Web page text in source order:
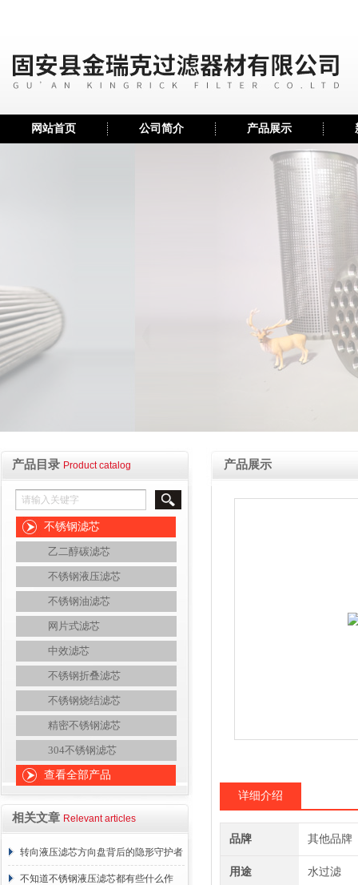
网站首页 公司简介 产品展示
产品目录 Product catalog
不锈钢滤芯
乙二醇碳滤芯
不锈钢液压滤芯
不锈钢油滤芯
网片式滤芯
中效滤芯
不锈钢折叠滤芯
不锈钢烧结滤芯
精密不锈钢滤芯
304不锈钢滤芯
查看全部产品
相关文章 Relevant articles
转向液压滤芯方向盘背后的隐形守护者
不知道不锈钢液压滤芯都有些什么作
产品展示
详细介绍
品牌 其他品牌
用途 水过滤